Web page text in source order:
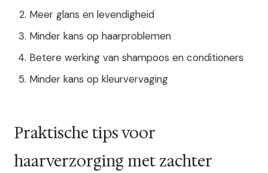
Meer glans en levendigheid
Minder kans op haarproblemen
Betere werking van shampoos en conditioners
Minder kans op kleurvervaging
Praktische tips voor
haarverzorging met zachter